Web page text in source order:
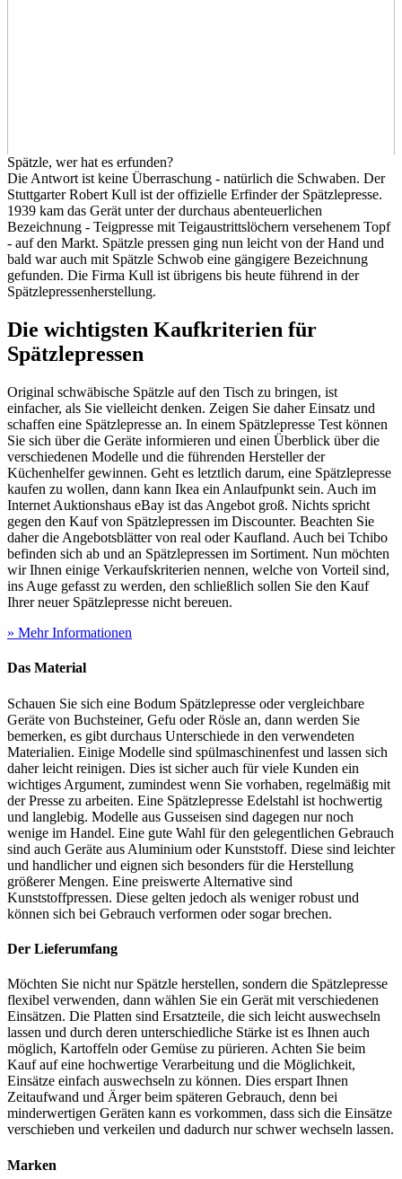
Spätzle, wer hat es erfunden?
Die Antwort ist keine Überraschung - natürlich die Schwaben. Der
Stuttgarter Robert Kull ist der offizielle Erfinder der Spätzlepresse.
1939 kam das Gerät unter der durchaus abenteuerlichen
Bezeichnung - Teigpresse mit Teigaustrittslöchern versehenem Topf
- auf den Markt. Spätzle pressen ging nun leicht von der Hand und
bald war auch mit Spätzle Schwob eine gängigere Bezeichnung
gefunden. Die Firma Kull ist übrigens bis heute führend in der
Spätzlepressenherstellung.
Die wichtigsten Kaufkriterien für
Spätzlepressen
Original schwäbische Spätzle auf den Tisch zu bringen, ist
einfacher, als Sie vielleicht denken. Zeigen Sie daher Einsatz und
schaffen eine Spätzlepresse an. In einem Spätzlepresse Test können
Sie sich über die Geräte informieren und einen Überblick über die
verschiedenen Modelle und die führenden Hersteller der
Küchenhelfer gewinnen. Geht es letztlich darum, eine Spätzlepresse
kaufen zu wollen, dann kann Ikea ein Anlaufpunkt sein. Auch im
Internet Auktionshaus eBay ist das Angebot groß. Nichts spricht
gegen den Kauf von Spätzlepressen im Discounter. Beachten Sie
daher die Angebotsblätter von real oder Kaufland. Auch bei Tchibo
befinden sich ab und an Spätzlepressen im Sortiment. Nun möchten
wir Ihnen einige Verkaufskriterien nennen, welche von Vorteil sind,
ins Auge gefasst zu werden, den schließlich sollen Sie den Kauf
Ihrer neuer Spätzlepresse nicht bereuen.
» Mehr Informationen
Das Material
Schauen Sie sich eine Bodum Spätzlepresse oder vergleichbare
Geräte von Buchsteiner, Gefu oder Rösle an, dann werden Sie
bemerken, es gibt durchaus Unterschiede in den verwendeten
Materialien. Einige Modelle sind spülmaschinenfest und lassen sich
daher leicht reinigen. Dies ist sicher auch für viele Kunden ein
wichtiges Argument, zumindest wenn Sie vorhaben, regelmäßig mit
der Presse zu arbeiten. Eine Spätzlepresse Edelstahl ist hochwertig
und langlebig. Modelle aus Gusseisen sind dagegen nur noch
wenige im Handel. Eine gute Wahl für den gelegentlichen Gebrauch
sind auch Geräte aus Aluminium oder Kunststoff. Diese sind leichter
und handlicher und eignen sich besonders für die Herstellung
größerer Mengen. Eine preiswerte Alternative sind
Kunststoffpressen. Diese gelten jedoch als weniger robust und
können sich bei Gebrauch verformen oder sogar brechen.
Der Lieferumfang
Möchten Sie nicht nur Spätzle herstellen, sondern die Spätzlepresse
flexibel verwenden, dann wählen Sie ein Gerät mit verschiedenen
Einsätzen. Die Platten sind Ersatzteile, die sich leicht auswechseln
lassen und durch deren unterschiedliche Stärke ist es Ihnen auch
möglich, Kartoffeln oder Gemüse zu pürieren. Achten Sie beim
Kauf auf eine hochwertige Verarbeitung und die Möglichkeit,
Einsätze einfach auswechseln zu können. Dies erspart Ihnen
Zeitaufwand und Ärger beim späteren Gebrauch, denn bei
minderwertigen Geräten kann es vorkommen, dass sich die Einsätze
verschieben und verkeilen und dadurch nur schwer wechseln lassen.
Marken